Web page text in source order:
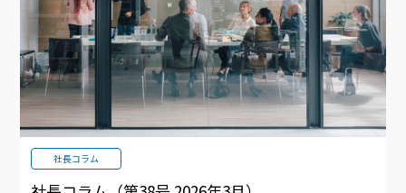
社長コラム